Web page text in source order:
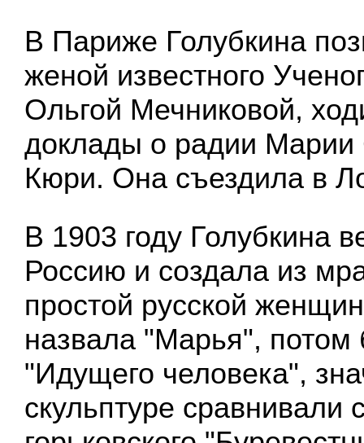
В Париже Голубкина
женой известного
Ольгой Мечниковой,
доклады о радии Марии
Кюри. Она съездила в
В 1903 году Голубкина
Россию и создала из
простой русской
назвала "Марья", потом
"Идущего человека",
скульптуре сравнивали